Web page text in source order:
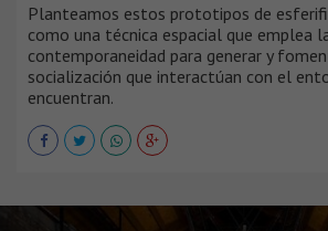
Planteamos estos prototipos de
como una técnica espacial que emplea
contemporaneidad para generar y
socialización que interactúan con el
encuentran.